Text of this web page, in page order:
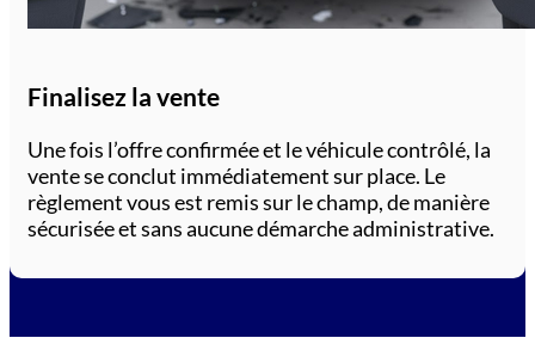
Finalisez la vente
Une fois l’offre confirmée et le véhicule contrôlé, la
vente se conclut immédiatement sur place. Le
règlement vous est remis sur le champ, de manière
sécurisée et sans aucune démarche administrative.